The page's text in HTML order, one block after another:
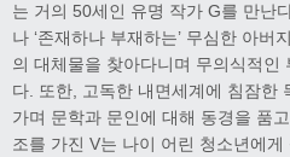
는 거의 50세인 유명 작가 G를 만난
나 ‘존재하나 부재하는’ 무심한 아버
의 대체물을 찾아다니며 무의식적인
다. 또한, 고독한 내면세계에 침잠한
가며 문학과 문인에 대해 동경을 품
조를 가진 V는 나이 어린 청소년에게